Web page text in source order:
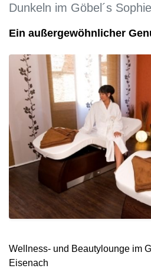
Dunkeln im Göbel´s
Ein außergewöhnlicher
Wellness- und Beautylounge im
Eisenach